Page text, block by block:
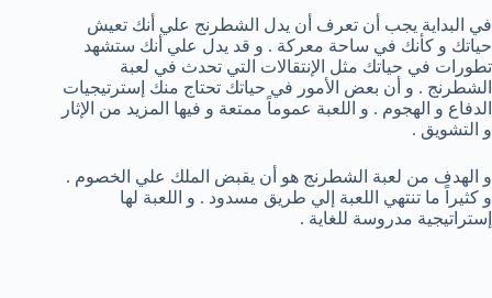
في البداية يجب أن تعرف أن يدل الشطرنج علي أنك تعيش
حياتك و كأنك في ساحة معركة . و قد يدل علي أنك ستشهد
تطورات في حياتك مثل الإنتقالات التي تحدث في لعبة
الشطرنج . و أن بعض الأمور في حياتك تحتاج منك إسترتيجيات
الدفاع و الهجوم . و اللعبة عموماً ممتعة و فيها المزيد من الإثار
و التشويق .
و الهدف من لعبة الشطرنج هو أن يقبض الملك علي الخصوم .
و كثيراً ما تنتهي اللعبة إلي طريق مسدود . و اللعبة لها
إستراتيجية مدروسة للغاية .